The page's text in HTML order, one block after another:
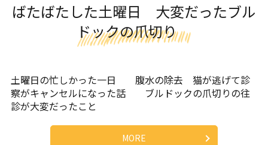
ばたばたした土曜日 大変だったブル
ドックの爪切り
土曜日の忙しかった一日 腹水の除去 猫が逃げて診
察がキャンセルになった話 ブルドックの爪切りの往
診が大変だったこと
MORE